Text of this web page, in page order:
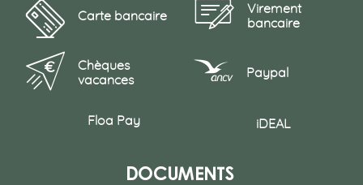
Carte bancaire
Virement
bancaire
Chèques
vacances
Paypal
Floa Pay iDEAL
Documents